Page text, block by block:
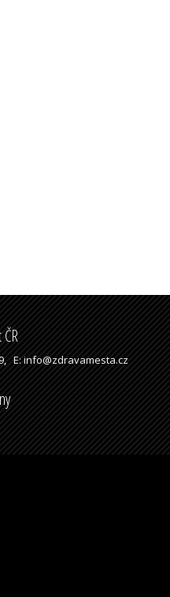
E: info@zdravamesta.cz